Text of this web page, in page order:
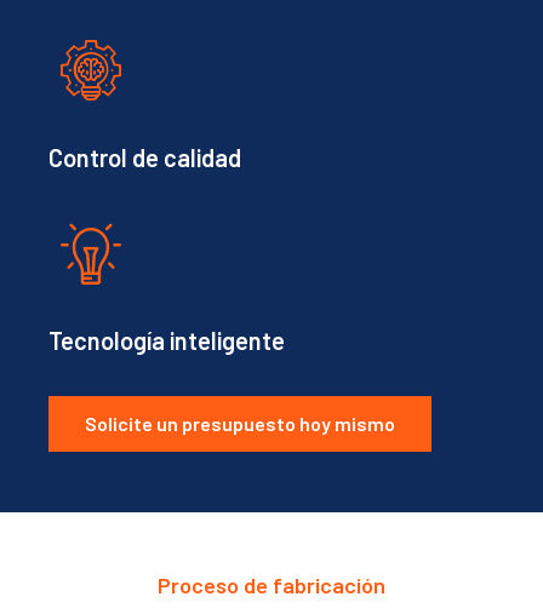
Control de calidad
Tecnología inteligente
Solicite un presupuesto hoy mismo
Proceso de fabricación